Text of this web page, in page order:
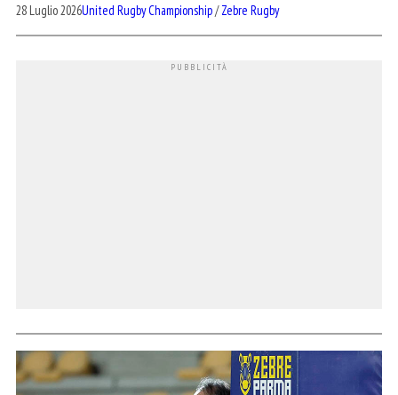
28 Luglio 2026United Rugby Championship/Zebre Rugby